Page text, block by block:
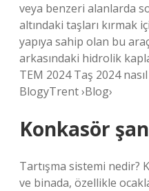
veya benzeri alanlarda
altındaki taşları kırmak
yapıya sahip olan bu
arkasındaki hidrolik
TEM 2024 Taş 2024
BlogyTrent ›Blog›
Konkasör
Tartışma sistemi nedir?
ve binada, özellikle